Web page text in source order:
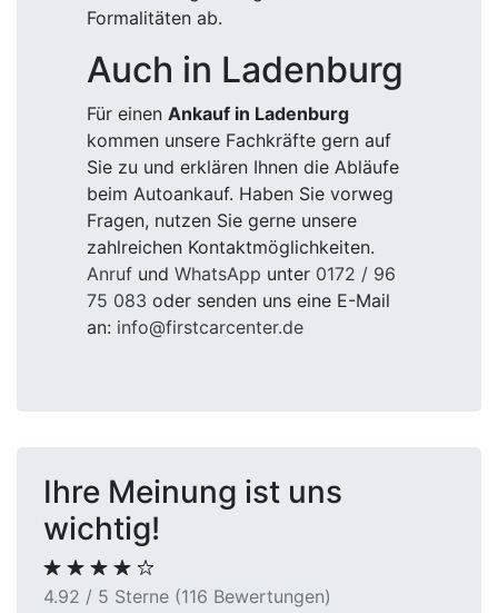
Formalitäten ab.
Auch in Ladenburg
Für einen Ankauf in Ladenburg
kommen unsere Fachkräfte gern auf
Sie zu und erklären Ihnen die Abläufe
beim Autoankauf. Haben Sie vorweg
Fragen, nutzen Sie gerne unsere
zahlreichen Kontaktmöglichkeiten.
Anruf und WhatsApp unter 0172 / 96
75 083 oder senden uns eine E-Mail
an: info@firstcarcenter.de
Ihre Meinung ist uns
wichtig!
4.92 / 5 Sterne (116 Bewertungen)